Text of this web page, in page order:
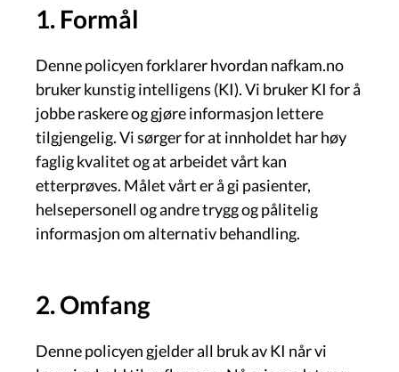
1. Formål
Denne policyen forklarer hvordan nafkam.no
bruker kunstig intelligens (KI). Vi bruker KI for å
jobbe raskere og gjøre informasjon lettere
tilgjengelig. Vi sørger for at innholdet har høy
faglig kvalitet og at arbeidet vårt kan
etterprøves. Målet vårt er å gi pasienter,
helsepersonell og andre trygg og pålitelig
informasjon om alternativ behandling.
2. Omfang
Denne policyen gjelder all bruk av KI når vi